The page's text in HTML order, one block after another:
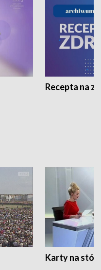
Recepta na
Karty na